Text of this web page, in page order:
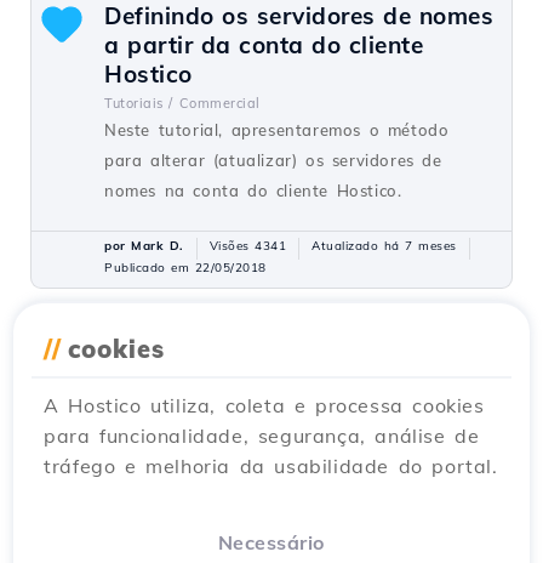
Definindo os servidores de nomes
a partir da conta do cliente
Hostico
Tutoriais / Commercial
Neste tutorial, apresentaremos o método
para alterar (atualizar) os servidores de
nomes na conta do cliente Hostico.
por Mark D. Visões 4341
Atualizado há 7 meses
Publicado em 22/05/2018
Adicionando uma conta FTP no
Tutoriais / ISPConfig
Este tutorial explica os passos necessários
para adicionar uma nova conta FTP no
// cookies
A Hostico utiliza, coleta e processa cookies
para funcionalidade, segurança, análise de
tráfego e melhoria da usabilidade do portal.
Necessário